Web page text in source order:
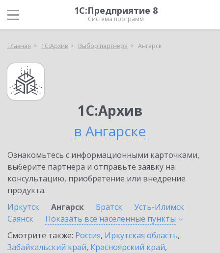
1С:Предприятие 8
Система программ
Главная 1С:Архив Выбор партнёра Ангарск
1С:Архив
в Ангарске
Ознакомьтесь с информационными карточками,
выберите партнёра и отправьте заявку на
консультацию, приобретение или внедрение
продукта.
Иркутск
Ангарск Братск
Усть-Илимск
Саянск
Показать все населенные пункты
Смотрите также: Россия, Иркутская область,
Забайкальский край, Красноярский край,